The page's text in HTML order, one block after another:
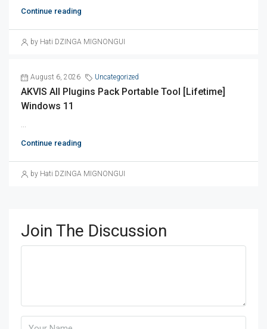
Continue reading
by Hati DZINGA MIGNONGUI
August 6, 2026 Uncategorized
AKVIS All Plugins Pack Portable Tool [Lifetime]
Windows 11
...
Continue reading
by Hati DZINGA MIGNONGUI
Join The Discussion